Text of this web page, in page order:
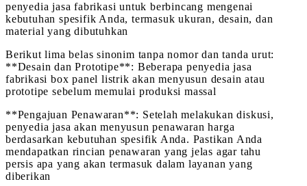
penyedia jasa fabrikasi untuk berbincang mengenai
kebutuhan spesifik Anda, termasuk ukuran, desain, dan
material yang dibutuhkan
Berikut lima belas sinonim tanpa nomor dan tanda urut:
**Desain dan Prototipe**: Beberapa penyedia jasa
fabrikasi box panel listrik akan menyusun desain atau
prototipe sebelum memulai produksi massal
**Pengajuan Penawaran**: Setelah melakukan diskusi,
penyedia jasa akan menyusun penawaran harga
berdasarkan kebutuhan spesifik Anda. Pastikan Anda
mendapatkan rincian penawaran yang jelas agar tahu
persis apa yang akan termasuk dalam layanan yang
diberikan